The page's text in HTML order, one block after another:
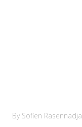
By Sofien Rasennadja